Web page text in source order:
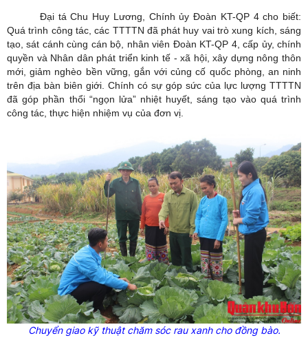
Đại tá Chu Huy Lương, Chính ủy Đoàn KT-QP 4 cho biết:
Quá trình công tác, các TTTTN đã phát huy vai trò xung kích, sáng
tạo, sát cánh cùng cán bộ, nhân viên Đoàn KT-QP 4, cấp ủy, chính
quyền và Nhân dân phát triển kinh tế - xã hội, xây dựng nông thôn
mới, giảm nghèo bền vững, gắn với củng cố quốc phòng, an ninh
trên địa bàn biên giới. Chính có sự góp sức của lực lượng TTTTN
đã góp phần thổi “ngọn lửa” nhiệt huyết, sáng tạo vào quá trình
công tác, thực hiện nhiệm vụ của đơn vị.
Chuyển giao kỹ thuật chăm sóc rau xanh cho đồng bào.